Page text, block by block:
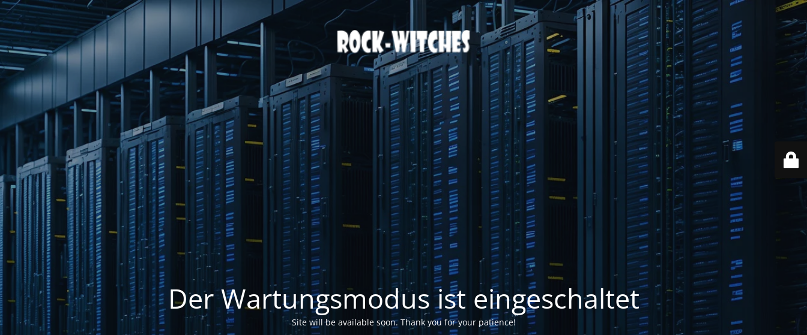
Der Wartungsmodus ist eingeschaltet
Site will be available soon. Thank you for your patience!